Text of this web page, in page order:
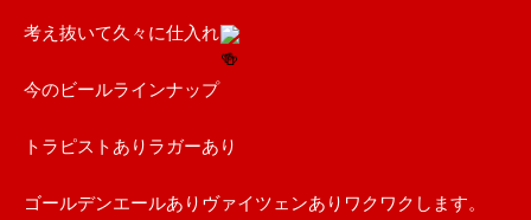
考え抜いて久々に仕入れ
今のビールラインナップ
トラピストありラガーあり
ゴールデンエールありヴァイツェンありワクワクします。